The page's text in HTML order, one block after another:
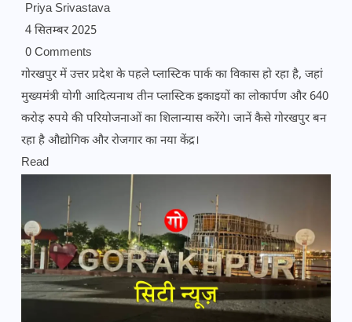
Priya Srivastava
4 सितम्बर 2025
0 Comments
गोरखपुर में उत्तर प्रदेश के पहले प्लास्टिक पार्क का विकास हो रहा है, जहां
मुख्यमंत्री योगी आदित्यनाथ तीन प्लास्टिक इकाइयों का लोकार्पण और 640
करोड़ रुपये की परियोजनाओं का शिलान्यास करेंगे। जानें कैसे गोरखपुर बन
रहा है औद्योगिक और रोजगार का नया केंद्र।
Read